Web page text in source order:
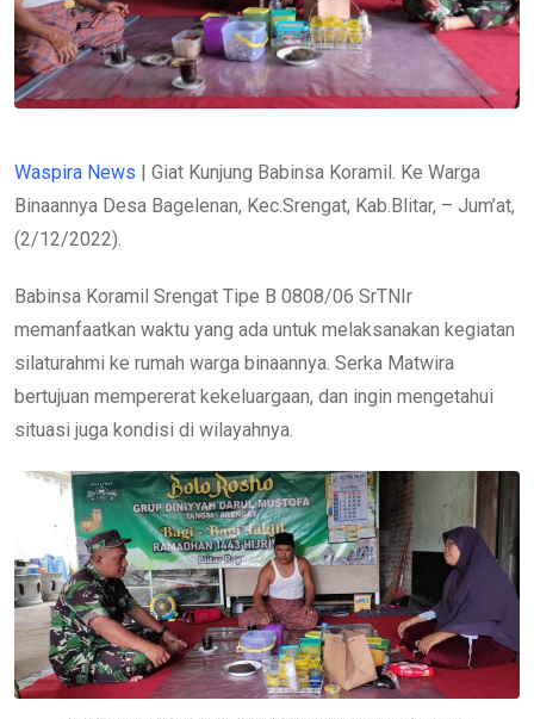
Waspira News | Giat Kunjung Babinsa Koramil. Ke Warga
Binaannya Desa Bagelenan, Kec.Srengat, Kab.Blitar, – Jum’at,
(2/12/2022).
Babinsa Koramil Srengat Tipe B 0808/06 SrTNIr
memanfaatkan waktu yang ada untuk melaksanakan kegiatan
silaturahmi ke rumah warga binaannya. Serka Matwira
bertujuan mempererat kekeluargaan, dan ingin mengetahui
situasi juga kondisi di wilayahnya.